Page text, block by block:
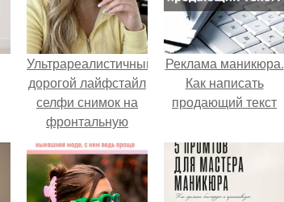
Ультрареалистичный
дорогой лайфстайл
селфи снимок на
фронтальную
камеру.
Реклама маникюра.
Как написать
продающий текст